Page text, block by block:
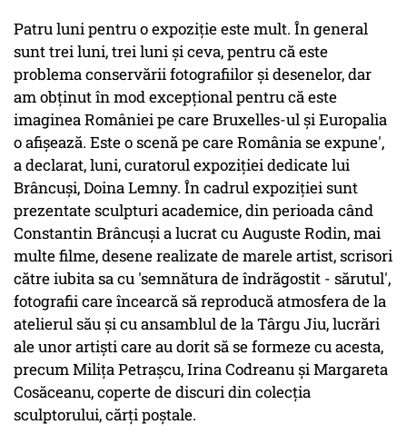
Patru luni pentru o expoziţie este mult. În general
sunt trei luni, trei luni şi ceva, pentru că este
problema conservării fotografiilor şi desenelor, dar
am obţinut în mod excepţional pentru că este
imaginea României pe care Bruxelles-ul şi Europalia
o afişează. Este o scenă pe care România se expune',
a declarat, luni, curatorul expoziţiei dedicate lui
Brâncuşi, Doina Lemny. În cadrul expoziţiei sunt
prezentate sculpturi academice, din perioada când
Constantin Brâncuşi a lucrat cu Auguste Rodin, mai
multe filme, desene realizate de marele artist, scrisori
către iubita sa cu 'semnătura de îndrăgostit - sărutul',
fotografii care încearcă să reproducă atmosfera de la
atelierul său şi cu ansamblul de la Târgu Jiu, lucrări
ale unor artişti care au dorit să se formeze cu acesta,
precum Miliţa Petraşcu, Irina Codreanu şi Margareta
Cosăceanu, coperte de discuri din colecţia
sculptorului, cărţi poştale.